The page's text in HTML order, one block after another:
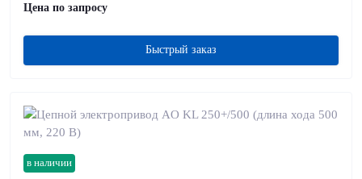
Цена по запросу
Быстрый заказ
в наличии